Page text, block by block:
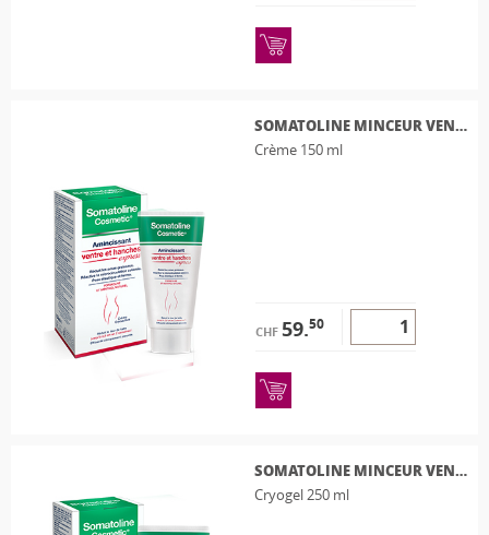
SOMATOLINE MINCEUR VENTRE ET HANCHES
Crème 150 ml
CHF 59.50
SOMATOLINE MINCEUR VENTRE ET HANCHES
Cryogel 250 ml